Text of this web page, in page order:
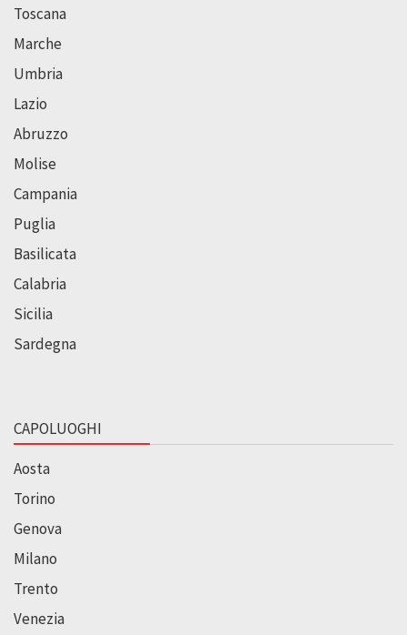
Toscana
Marche
Umbria
Lazio
Abruzzo
Molise
Campania
Puglia
Basilicata
Calabria
Sicilia
Sardegna
CAPOLUOGHI
Aosta
Torino
Genova
Milano
Trento
Venezia